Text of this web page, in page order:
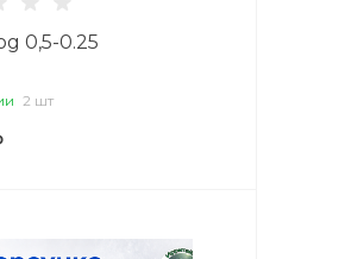
0,5-0.25
2 шт